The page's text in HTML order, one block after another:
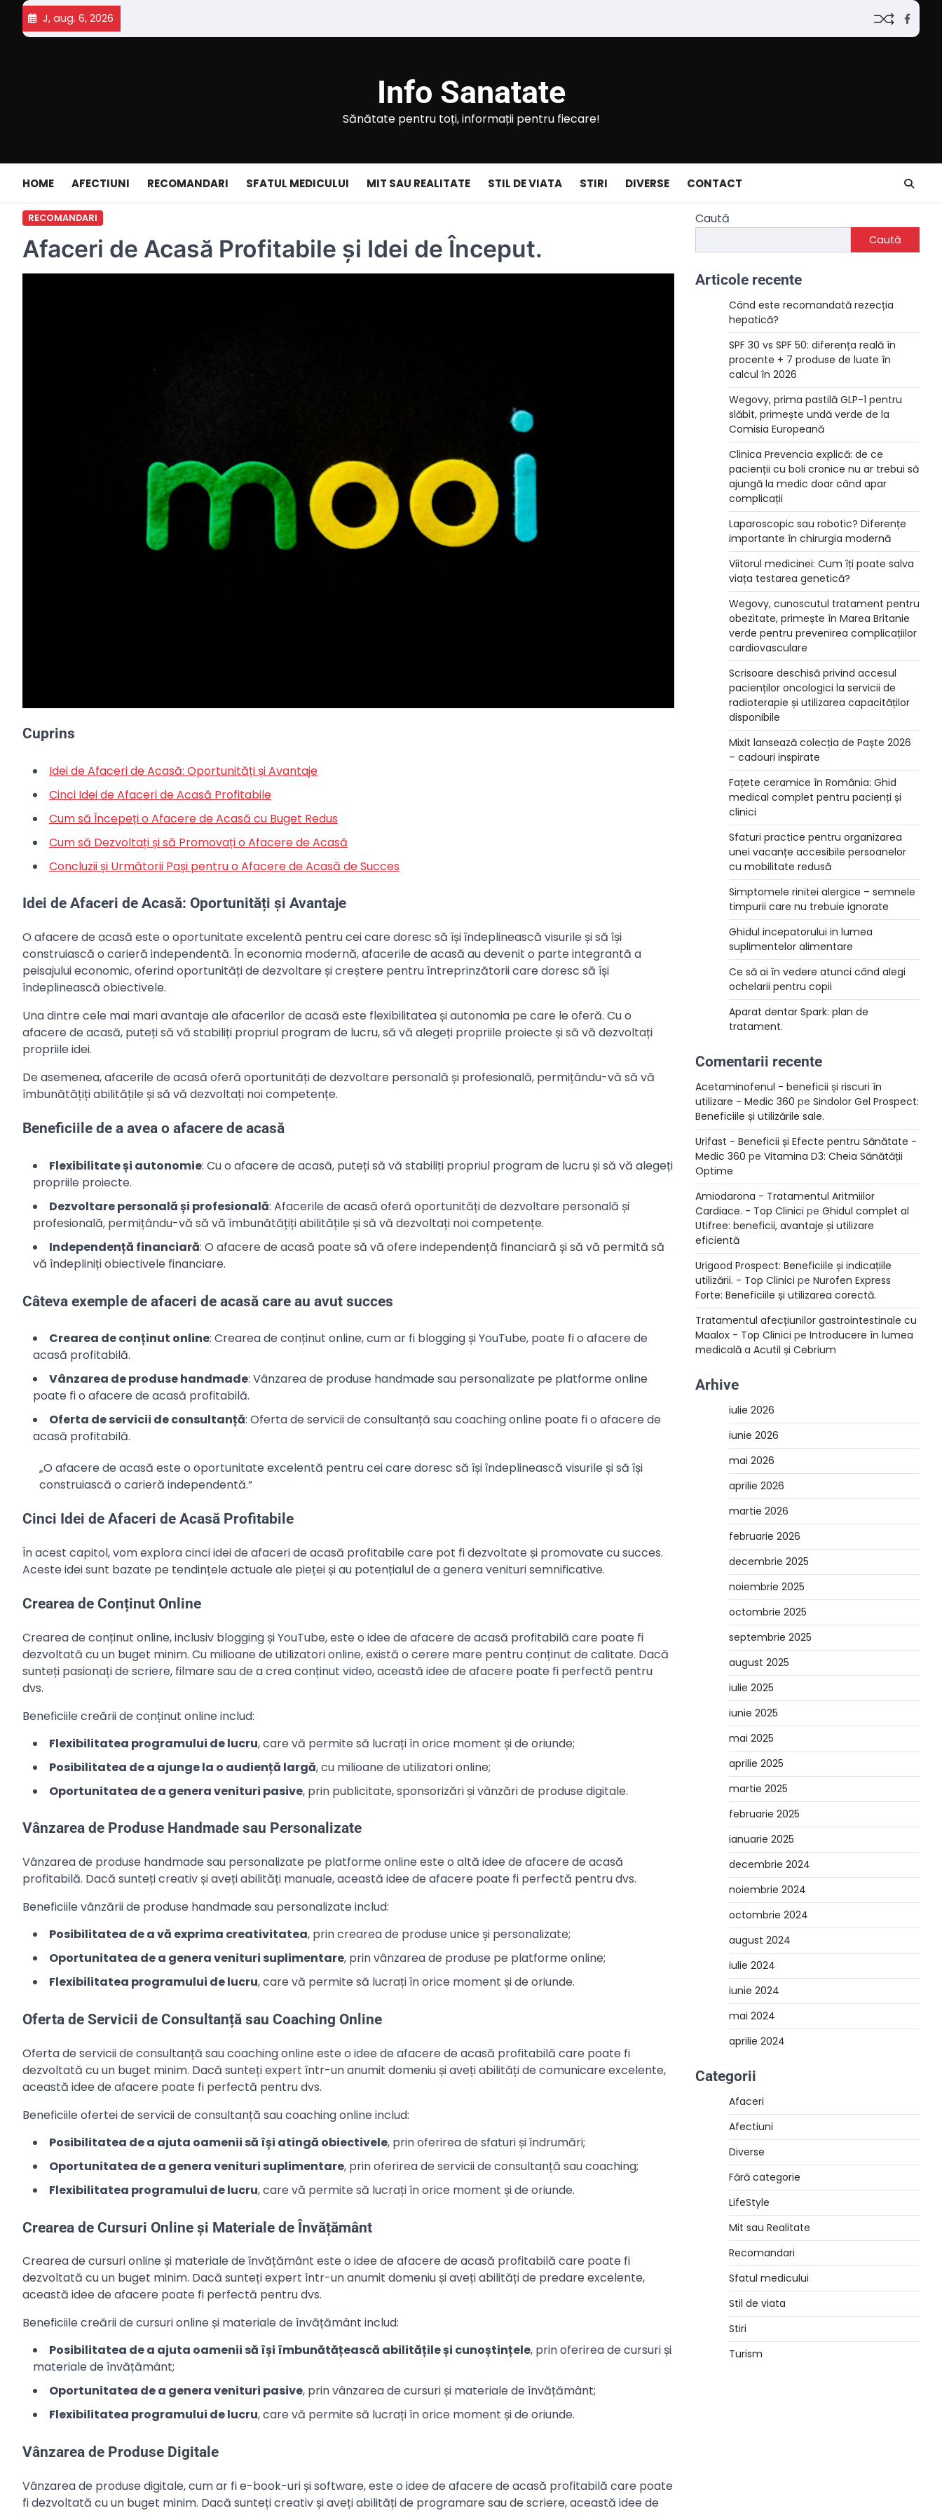
content
J, aug. 6, 2026
Info Sanatate
Sănătate pentru toți, informații pentru fiecare!
HOME AFECTIUNI RECOMANDARI SFATUL MEDICULUI MIT SAU REALITATE STIL DE VIATA STIRI DIVERSE CONTACT
RECOMANDARI
Afaceri de Acasă Profitabile și Idei de Început.
Cuprins
Idei de Afaceri de Acasă: Oportunități și Avantaje
Cinci Idei de Afaceri de Acasă Profitabile
Cum să Începeți o Afacere de Acasă cu Buget Redus
Cum să Dezvoltați și să Promovați o Afacere de Acasă
Concluzii și Următorii Pași pentru o Afacere de Acasă de Succes
Idei de Afaceri de Acasă: Oportunități și Avantaje
O afacere de acasă este o oportunitate excelentă pentru cei care doresc să își îndeplinească visurile și să își
construiască o carieră independentă. În economia modernă, afacerile de acasă au devenit o parte integrantă a
peisajului economic, oferind oportunități de dezvoltare și creștere pentru întreprinzătorii care doresc să își
îndeplinească obiectivele.
Una dintre cele mai mari avantaje ale afacerilor de acasă este flexibilitatea și autonomia pe care le oferă. Cu o
afacere de acasă, puteți să vă stabiliți propriul program de lucru, să vă alegeți propriile proiecte și să vă dezvoltați
propriile idei.
De asemenea, afacerile de acasă oferă oportunități de dezvoltare personală și profesională, permițându-vă să vă
îmbunătățiți abilitățile și să vă dezvoltați noi competențe.
Beneficiile de a avea o afacere de acasă
Flexibilitate și autonomie: Cu o afacere de acasă, puteți să vă stabiliți propriul program de lucru și să vă alegeți
propriile proiecte.
Dezvoltare personală și profesională: Afacerile de acasă oferă oportunități de dezvoltare personală și
profesională, permițându-vă să vă îmbunătățiți abilitățile și să vă dezvoltați noi competențe.
Independență financiară: O afacere de acasă poate să vă ofere independență financiară și să vă permită să
vă îndepliniți obiectivele financiare.
Câteva exemple de afaceri de acasă care au avut succes
Crearea de conținut online: Crearea de conținut online, cum ar fi blogging și YouTube, poate fi o afacere de
acasă profitabilă.
Vânzarea de produse handmade: Vânzarea de produse handmade sau personalizate pe platforme online
poate fi o afacere de acasă profitabilă.
Oferta de servicii de consultanță: Oferta de servicii de consultanță sau coaching online poate fi o afacere de
acasă profitabilă.
„O afacere de acasă este o oportunitate excelentă pentru cei care doresc să își îndeplinească visurile și să își
construiască o carieră independentă.”
Cinci Idei de Afaceri de Acasă Profitabile
În acest capitol, vom explora cinci idei de afaceri de acasă profitabile care pot fi dezvoltate și promovate cu succes.
Aceste idei sunt bazate pe tendințele actuale ale pieței și au potențialul de a genera venituri semnificative.
Crearea de Conținut Online
Crearea de conținut online, inclusiv blogging și YouTube, este o idee de afacere de acasă profitabilă care poate fi
dezvoltată cu un buget minim. Cu milioane de utilizatori online, există o cerere mare pentru conținut de calitate. Dacă
sunteți pasionați de scriere, filmare sau de a crea conținut video, această idee de afacere poate fi perfectă pentru
dvs.
Beneficiile creării de conținut online includ:
Flexibilitatea programului de lucru, care vă permite să lucrați în orice moment și de oriunde;
Posibilitatea de a ajunge la o audiență largă, cu milioane de utilizatori online;
Oportunitatea de a genera venituri pasive, prin publicitate, sponsorizări și vânzări de produse digitale.
Vânzarea de Produse Handmade sau Personalizate
Vânzarea de produse handmade sau personalizate pe platforme online este o altă idee de afacere de acasă
profitabilă. Dacă sunteți creativ și aveți abilități manuale, această idee de afacere poate fi perfectă pentru dvs.
Beneficiile vânzării de produse handmade sau personalizate includ:
Posibilitatea de a vă exprima creativitatea, prin crearea de produse unice și personalizate;
Oportunitatea de a genera venituri suplimentare, prin vânzarea de produse pe platforme online;
Flexibilitatea programului de lucru, care vă permite să lucrați în orice moment și de oriunde.
Oferta de Servicii de Consultanță sau Coaching Online
Oferta de servicii de consultanță sau coaching online este o idee de afacere de acasă profitabilă care poate fi
dezvoltată cu un buget minim. Dacă sunteți expert într-un anumit domeniu și aveți abilități de comunicare excelente,
această idee de afacere poate fi perfectă pentru dvs.
Beneficiile ofertei de servicii de consultanță sau coaching online includ:
Posibilitatea de a ajuta oamenii să își atingă obiectivele, prin oferirea de sfaturi și îndrumări;
Oportunitatea de a genera venituri suplimentare, prin oferirea de servicii de consultanță sau coaching;
Flexibilitatea programului de lucru, care vă permite să lucrați în orice moment și de oriunde.
Crearea de Cursuri Online și Materiale de Învățământ
Crearea de cursuri online și materiale de învățământ este o idee de afacere de acasă profitabilă care poate fi
dezvoltată cu un buget minim. Dacă sunteți expert într-un anumit domeniu și aveți abilități de predare excelente,
această idee de afacere poate fi perfectă pentru dvs.
Beneficiile creării de cursuri online și materiale de învățământ includ:
Posibilitatea de a ajuta oamenii să își îmbunătățească abilitățile și cunoștințele, prin oferirea de cursuri și
materiale de învățământ;
Oportunitatea de a genera venituri pasive, prin vânzarea de cursuri și materiale de învățământ;
Flexibilitatea programului de lucru, care vă permite să lucrați în orice moment și de oriunde.
Vânzarea de Produse Digitale
Vânzarea de produse digitale, cum ar fi e-book-uri și software, este o idee de afacere de acasă profitabilă care poate
fi dezvoltată cu un buget minim. Dacă sunteți creativ și aveți abilități de programare sau de scriere, această idee de
Caută
Caută
Articole recente
Când este recomandată rezecția
hepatică?
SPF 30 vs SPF 50: diferența reală în
procente + 7 produse de luate în
calcul în 2026
Wegovy, prima pastilă GLP-1 pentru
slăbit, primește undă verde de la
Comisia Europeană
Clinica Prevencia explică: de ce
pacienții cu boli cronice nu ar trebui să
ajungă la medic doar când apar
complicații
Laparoscopic sau robotic? Diferențe
importante în chirurgia modernă
Viitorul medicinei: Cum îți poate salva
viața testarea genetică?
Wegovy, cunoscutul tratament pentru
obezitate, primește în Marea Britanie
verde pentru prevenirea complicațiilor
cardiovasculare
Scrisoare deschisă privind accesul
pacienților oncologici la servicii de
radioterapie și utilizarea capacităților
disponibile
Mixit lansează colecția de Paște 2026
– cadouri inspirate
Fațete ceramice în România: Ghid
medical complet pentru pacienți și
clinici
Sfaturi practice pentru organizarea
unei vacanțe accesibile persoanelor
cu mobilitate redusă
Simptomele rinitei alergice – semnele
timpurii care nu trebuie ignorate
Ghidul incepatorului in lumea
suplimentelor alimentare
Ce să ai în vedere atunci când alegi
ochelarii pentru copii
Aparat dentar Spark: plan de
tratament.
Comentarii recente
Acetaminofenul - beneficii și riscuri în
utilizare - Medic 360 pe Sindolor Gel Prospect:
Beneficiile și utilizările sale.
Urifast - Beneficii și Efecte pentru Sănătate -
Medic 360 pe Vitamina D3: Cheia Sănătății
Optime
Amiodarona - Tratamentul Aritmiilor
Cardiace. - Top Clinici pe Ghidul complet al
Utifree: beneficii, avantaje și utilizare
eficientă
Urigood Prospect: Beneficiile și indicațiile
utilizării. - Top Clinici pe Nurofen Express
Forte: Beneficiile și utilizarea corectă.
Tratamentul afecțiunilor gastrointestinale cu
Maalox - Top Clinici pe Introducere în lumea
medicală a Acutil și Cebrium
Arhive
iulie 2026
iunie 2026
mai 2026
aprilie 2026
martie 2026
februarie 2026
decembrie 2025
noiembrie 2025
octombrie 2025
septembrie 2025
august 2025
iulie 2025
iunie 2025
mai 2025
aprilie 2025
martie 2025
februarie 2025
ianuarie 2025
decembrie 2024
noiembrie 2024
octombrie 2024
august 2024
iulie 2024
iunie 2024
mai 2024
aprilie 2024
Categorii
Afaceri
Afectiuni
Diverse
Fără categorie
LifeStyle
Mit sau Realitate
Recomandari
Sfatul medicului
Stil de viata
Stiri
Turism